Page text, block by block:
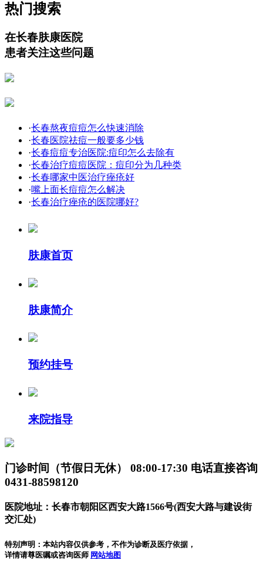
热门搜索
在长春肤康医院
患者关注这些问题
·长春熬夜痘痘怎么快速消除
·长春医院祛痘一般要多少钱
·长春痘痘专治医院:痘印怎么去除有
·长春治疗痘痘医院：痘印分为几种类
·长春哪家中医治疗痤疮好
·嘴上面长痘痘怎么解决
·长春治疗痤疮的医院哪好?
肤康首页
肤康简介
预约挂号
来院指导
门诊时间（节假日无休） 08:00-17:30 电话直接咨询
0431-88598120
医院地址：长春市朝阳区西安大路1566号(西安大路与建设街
交汇处)
特别声明：本站内容仅供参考，不作为诊断及医疗依据，
详情请尊医嘱或咨询医师 网站地图